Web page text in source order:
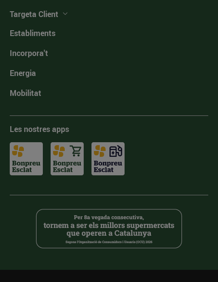
Targeta Client
Establiments
Incorpora't
Energia
Mobilitat
Les nostres apps